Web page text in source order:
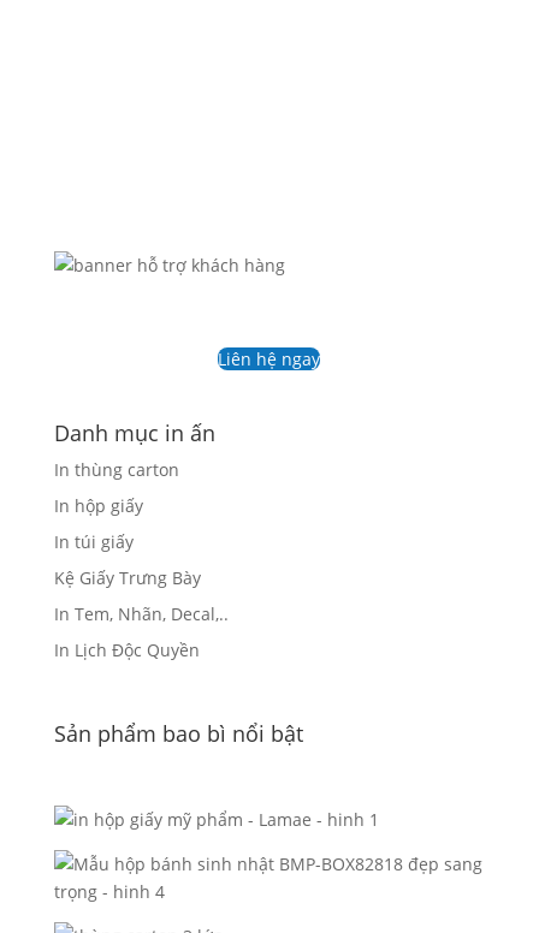
Liên hệ ngay
Danh mục in ấn
In thùng carton
In hộp giấy
In túi giấy
Kệ Giấy Trưng Bày
In Tem, Nhãn, Decal,..
In Lịch Độc Quyền
Sản phẩm bao bì nổi bật